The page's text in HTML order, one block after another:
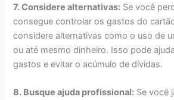
7. Considere alternativas: Se você
consegue controlar os gastos do
considere alternativas como o uso de
ou até mesmo dinheiro. Isso pode
gastos e evitar o acúmulo de dívidas.
8. Busque ajuda profissional: Se você